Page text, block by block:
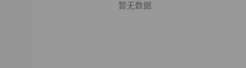
暂无数据